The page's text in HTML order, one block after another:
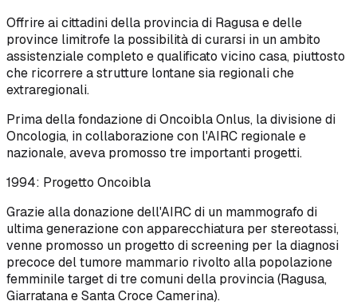
Offrire ai cittadini della provincia di Ragusa e delle
province limitrofe la possibilità di curarsi in un ambito
assistenziale completo e qualificato vicino casa, piuttosto
che ricorrere a strutture lontane sia regionali che
extraregionali.
Prima della fondazione di Oncoibla Onlus, la divisione di
Oncologia, in collaborazione con l'AIRC regionale e
nazionale, aveva promosso tre importanti progetti.
1994: Progetto Oncoibla
Grazie alla donazione dell'AIRC di un mammografo di
ultima generazione con apparecchiatura per stereotassi,
venne promosso un progetto di screening per la diagnosi
precoce del tumore mammario rivolto alla popolazione
femminile target di tre comuni della provincia (Ragusa,
Giarratana e Santa Croce Camerina).